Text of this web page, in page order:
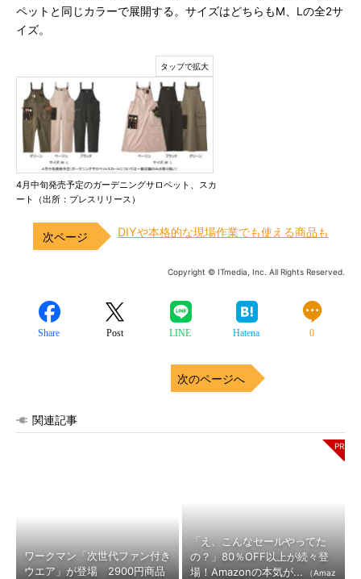
ペットと同じカラーで展開する。サイズはどちらもM、Lの全2サ
イズ。
4月中旬発売予定のガーデニングサロペット、スカ
ート（出所：プレスリリース）
DIYや本格的な現場作業でも使える商品も
Copyright © ITmedia, Inc. All Rights Reserved.
Share Post LINE Hatena 0
次のページへ
関連記事
ワークマン「次世代ファン付き
ウエア」が登場 2900円商品
「え、こんなセールやってた
の？」80％OFF以上が続々登
場！Amazonの本気が...
（Amaz